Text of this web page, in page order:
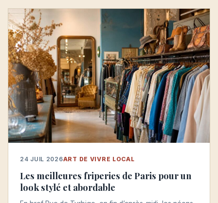
24 JUIL 2026ART DE VIVRE LOCAL
Les meilleures friperies de Paris pour un
look stylé et abordable